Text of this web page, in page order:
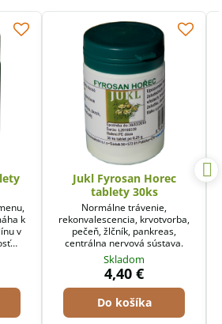
k
v
Jukl Fyrosan Horec
tablety 30ks
Normálne trávenie,
rekonvalescencia, krvotvorba,
pečeň, žlčník, pankreas,
centrálna nervová sústava.
Skladom
4,40 €
Do košíka